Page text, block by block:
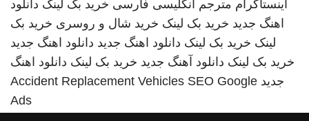
اینستاگرام مترجم انگلیسی فارسی خرید بک لینک دانلود
اهنگ جدید خرید بک لینک خرید شال و روسری خرید بک
لینک خرید بک لینک دانلود اهنگ جدید دانلود اهنگ جدید
خرید بک لینک دانلود آهنگ جدید خرید بک لینک دانلود اهنگ
جدید
Accident Replacement Vehicles SEO Google
Ads